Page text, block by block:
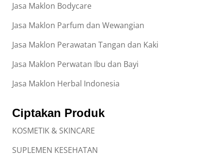
Jasa Maklon Bodycare
Jasa Maklon Parfum dan Wewangian
Jasa Maklon Perawatan Tangan dan Kaki
Jasa Maklon Perwatan Ibu dan Bayi
Jasa Maklon Herbal Indonesia
Ciptakan Produk
KOSMETIK & SKINCARE
SUPLEMEN KESEHATAN